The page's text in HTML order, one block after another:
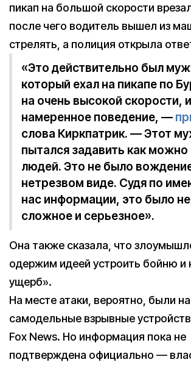
пикап на большой скорости
после чего водитель вышел из
стрелять, а полиция открыла
«Это действительно был
который ехал на пикапе по
на очень высокой скорости,
намеренное поведение, —
слова Киркпатрик. — Этот
пытался задавить как
людей. Это не было
нетрезвом виде. Судя по
нас информации, это было
сложное и серьезное».
Она также сказала, что
одержим идеей устроить бойню и
ущерб».
На месте атаки, вероятно, были
самодельные взрывные
Fox News. Но информация пока не
подтверждена официально —